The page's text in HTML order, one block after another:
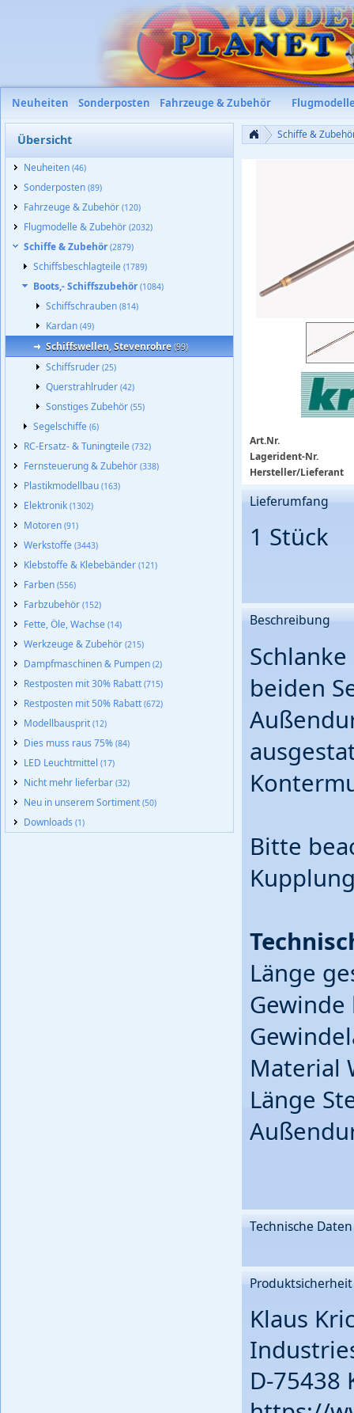
Neuheiten Sonderposten Fahrzeuge & Zubehör
Übersicht
Neuheiten (46)
Sonderposten (89)
Fahrzeuge & Zubehör (120)
Flugmodelle & Zubehör (2032)
Schiffe & Zubehör(2879)
Schiffsbeschlagteile (1789)
Boots,- Schiffszubehör(1084)
Schiffschrauben (814)
Kardan (49)
Schiffswellen, Stevenrohre (99)
Schiffsruder (25)
Querstrahlruder (42)
Sonstiges Zubehör (55)
Segelschiffe (6)
RC-Ersatz- & Tuningteile (732)
Fernsteuerung & Zubehör (338)
Plastikmodellbau (163)
Elektronik (1302)
Motoren (91)
Werkstoffe (3443)
Klebstoffe & Klebebänder (121)
Farben (556)
Farbzubehör (152)
Fette, Öle, Wachse (14)
Werkzeuge & Zubehör (215)
Dampfmaschinen & Pumpen (2)
Restposten mit 30% Rabatt (715)
Restposten mit 50% Rabatt (672)
Modellbausprit (12)
Dies muss raus 75% (84)
LED Leuchtmittel (17)
Nicht mehr lieferbar (32)
Neu in unserem Sortiment (50)
Downloads (1)
Schiffe &
Fine Line Schiffswelle
Art.Nr.
Lagerident-Nr.
Hersteller/Lieferant
Lieferumfang
1 Stück
Beschreibung
beiden
Bitte
Länge
Material
Länge
Technische Daten
Produktsicherheit
Klaus
D-75438